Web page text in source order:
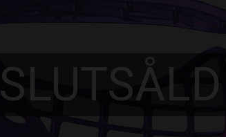
SLUTSÅLD